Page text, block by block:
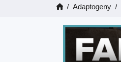
Adaptogeny